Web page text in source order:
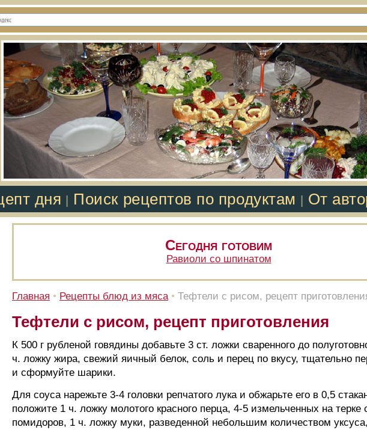
дня Поиск рецептов по продуктам От
Сегодня готовим
Равиоли со шпинатом
Главная • Рецепты блюд из мяса • Тефтели с рисом, рецепт
Тефтели с рисом, рецепт приготовления
К 500 г рубленой говядины добавьте 3 ст. ложки сваренного до
ч. ложку жира, свежий яичный белок, соль и перец по вкусу, тщательно
и сформуйте шарики.
Для соуса нарежьте 3-4 головки репчатого лука и обжарьте его в 0,5
положите 1 ч. ложку молотого красного перца, 4-5 измельченных на терке
помидоров, 1 ч. ложку муки, разведенной небольшим количеством